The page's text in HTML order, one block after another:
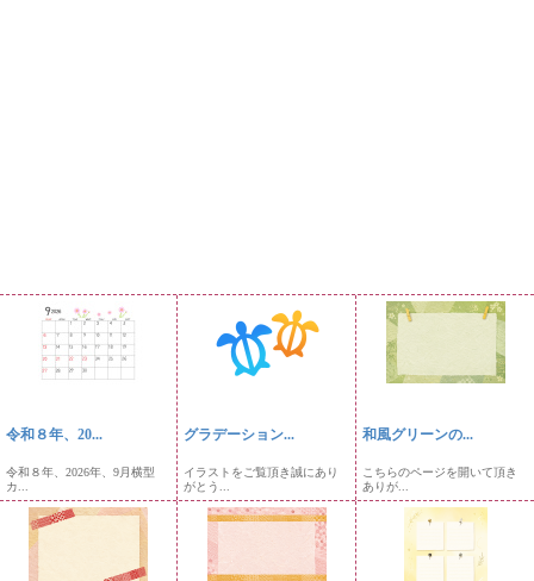
令和８年、20...
令和８年、2026年、9月横型
カ...
グラデーション...
イラストをご覧頂き誠にあり
がとう...
和風グリーンの...
こちらのページを開いて頂き
ありが...